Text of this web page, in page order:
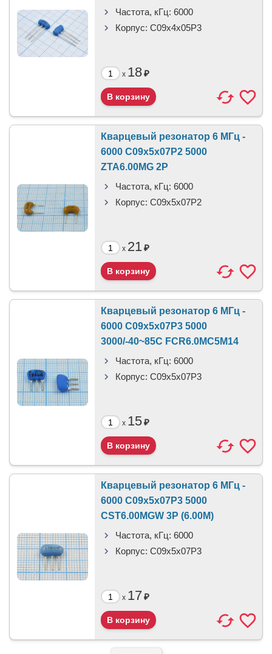
Частота, кГц: 6000
Корпус: C09x4x05P3
x 18₽
Кварцевый резонатор 6 МГц -
6000 C09x5x07P2 5000
ZTA6.00MG 2P
Частота, кГц: 6000
Корпус: C09x5x07P2
x 21₽
Кварцевый резонатор 6 МГц -
6000 C09x5x07P3 5000
3000/-40~85C FCR6.0MC5M14
Частота, кГц: 6000
Корпус: C09x5x07P3
x 15₽
Кварцевый резонатор 6 МГц -
6000 C09x5x07P3 5000
CST6.00MGW 3P (6.00M)
Частота, кГц: 6000
Корпус: C09x5x07P3
x 17₽